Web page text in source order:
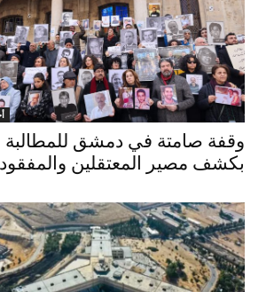
وقفة صامتة في دمشق للمطالبة
بكشف مصير المعتقلين